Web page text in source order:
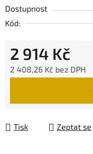
Dostupnost
Kód:
2 914 Kč
2 408,26 Kč bez DPH
Tisk Zeptat se